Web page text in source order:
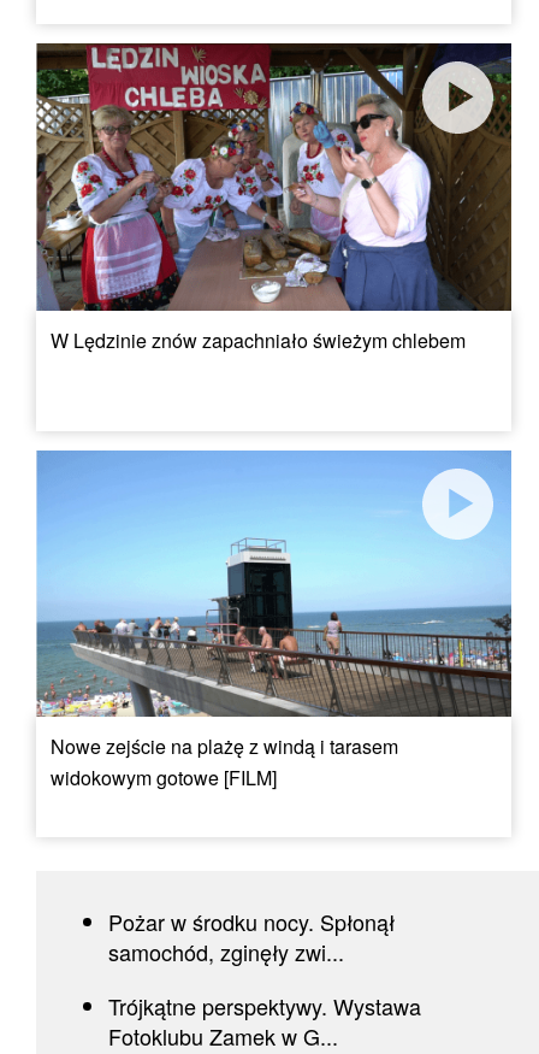
W Lędzinie znów zapachniało świeżym chlebem
Nowe zejście na plażę z windą i tarasem
widokowym gotowe [FILM]
Pożar w środku nocy. Spłonął
samochód, zginęły zwi...
Trójkątne perspektywy. Wystawa
Fotoklubu Zamek w G...